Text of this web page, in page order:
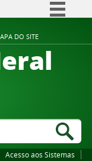
DO SITE
BR
Participe
Canais
Acesso aos Sistemas